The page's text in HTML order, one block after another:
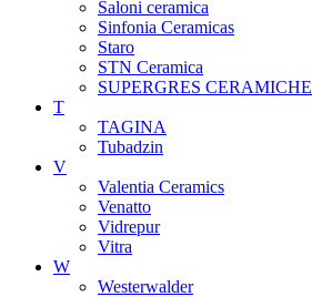
Saloni ceramica
Sinfonia Ceramicas
Staro
STN Ceramica
SUPERGRES CERAMICHE
T
TAGINA
Tubadzin
V
Valentia Ceramics
Venatto
Vidrepur
Vitra
W
Westerwalder